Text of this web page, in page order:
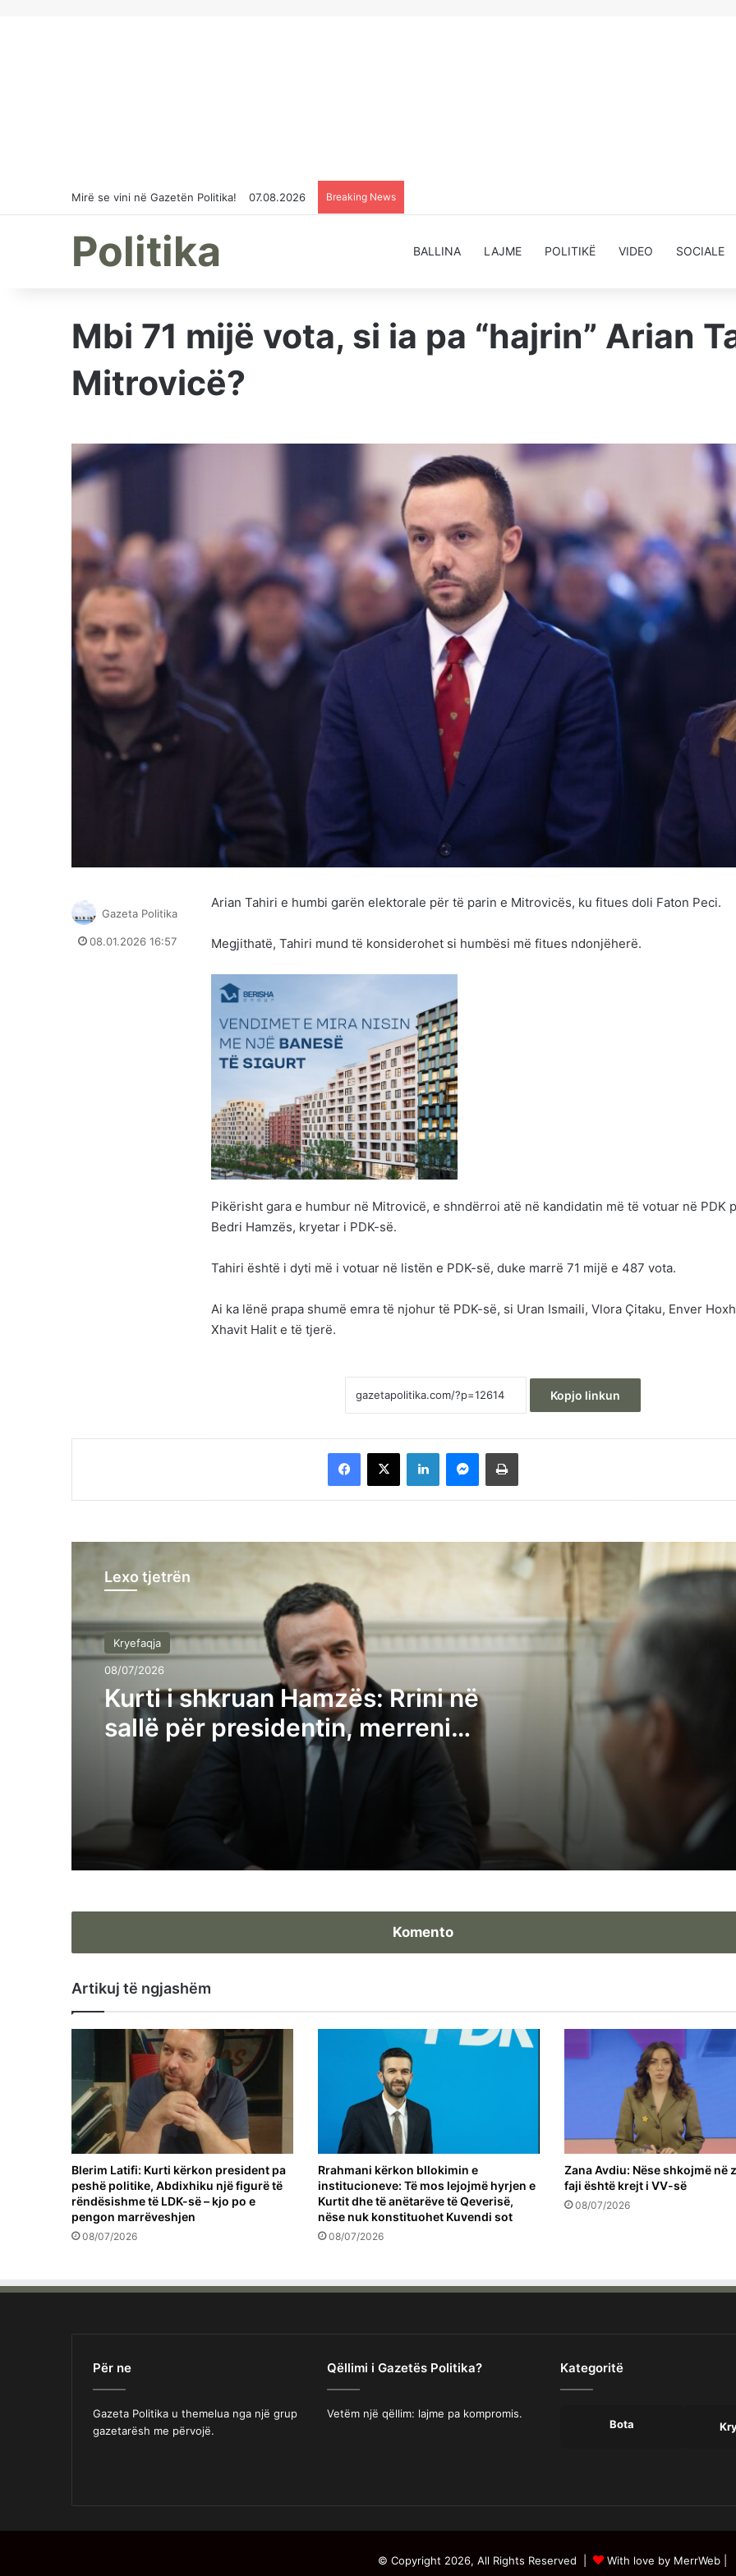
Mirë se vini në Gazetën Politika! 07.08.2026 Breaking News
Politika BALLINA LAJME POLITIKË VIDEO SOCIALE
Mbi 71 mijë vota, si ia pa “hajrin” Arian
Mitrovicë?
Arian Tahiri e humbi garën elektorale për të parin e Mitrovicës, ku fitues doli Faton Peci.
Megjithatë, Tahiri mund të konsiderohet si humbësi më fitues ndonjëherë.
Pikërisht gara e humbur në Mitrovicë, e shndërroi atë në kandidatin më të votuar në PDK
Bedri Hamzës, kryetar i PDK-së.
Tahiri është i dyti më i votuar në listën e PDK-së, duke marrë 71 mijë e 487 vota.
Ai ka lënë prapa shumë emra të njohur të PDK-së, si Uran Ismaili, Vlora Çitaku, Enver
Xhavit Halit e të tjerë.
Kopjo linkun
Gazeta Politika
08.01.2026 16:57
Facebook
X LinkedInMessengerPrintoje
Lexo tjetrën
Kryefaqja
08/07/2026
Kurti i shkruan Hamzës: Rrini në
sallë për presidentin, merreni
kryetarin e Kuvendit
Kurti i shkruan Hamzës: Rrini në sallë për
presidentin, merreni kryetarin e Kuvendit
LDK-ja i bën thirrje VV-së ta ftojë
sonte
institucionet, Kuvendi nuk është pronë
Kosova shpall “non grata” drejtorin e
Telekom Serbisë
Komento
Artikuj të ngjashëm
Blerim Latifi: Kurti kërkon president pa
peshë politike, Abdixhiku një figurë të
rëndësishme të LDK-së – kjo po e
pengon marrëveshjen
08/07/2026
Rrahmani kërkon bllokimin e
institucioneve: Të mos lejojmë hyrjen e
Kurtit dhe të anëtarëve të Qeverisë,
nëse nuk konstituohet Kuvendi sot
08/07/2026
Zana Avdiu: Nëse shkojmë në
faji është krejt i VV-së
08/07/2026
Për ne
Gazeta Politika u themelua nga një grup
gazetarësh me përvojë.
Qëllimi i Gazetës Politika?
Vetëm një qëllim: lajme pa kompromis.
Kategoritë
Bota
© Copyright 2026, All Rights Reserved | With love by MerrWeb|